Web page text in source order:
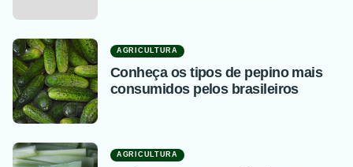
AGRICULTURA
Conheça os tipos de pepino mais
consumidos pelos brasileiros
AGRICULTURA